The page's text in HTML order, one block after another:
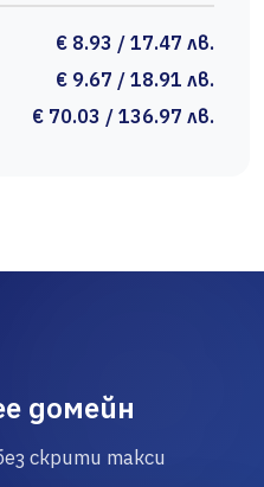
€ 8.93 / 17.47 лв.
€ 9.67 / 18.91 лв.
€ 70.03 / 136.97 лв.
домейн
скрити такси